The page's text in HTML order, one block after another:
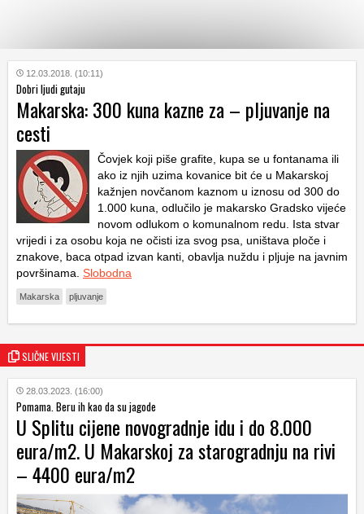
KATEGORIJE
HRVATSKI
WEB
12.03.2018. (10:11)
Dobri ljudi gutaju
Makarska: 300 kuna kazne za – pljuvanje na
cesti
Čovjek koji piše grafite, kupa se u fontanama ili
ako iz njih uzima kovanice bit će u Makarskoj
kažnjen novčanom kaznom u iznosu od 300 do
1.000 kuna, odlučilo je makarsko Gradsko vijeće
novom odlukom o komunalnom redu. Ista stvar
vrijedi i za osobu koja ne očisti iza svog psa, uništava ploče i
znakove, baca otpad izvan kanti, obavlja nuždu i pljuje na javnim
površinama. Slobodna
Makarska pljuvanje
SLIČNE VIJESTI
28.03.2023. (16:00)
Pomama. Beru ih kao da su jagode
U Splitu cijene novogradnje idu i do 8.000
eura/m2. U Makarskoj za starogradnju na rivi
– 4400 eura/m2